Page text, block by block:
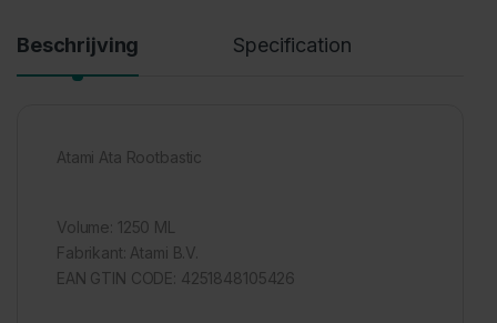
Beschrijving Specification
Atami Ata Rootbastic
Volume: 1250 ML
Fabrikant: Atami B.V.
EAN GTIN CODE: 4251848105426